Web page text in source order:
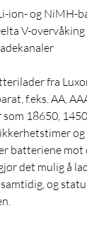
ion- og NiMH-
V-overvåking
fra
f.eks. AA,
18650,
batteriene mot
det mulig å
og